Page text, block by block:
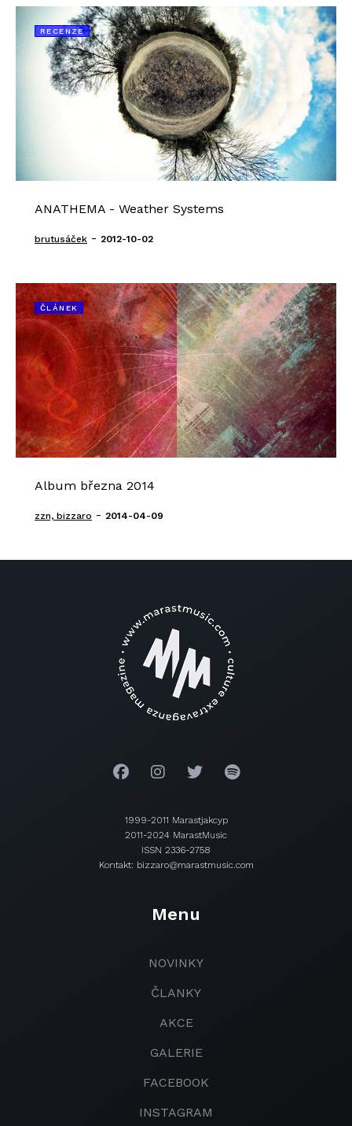
RECENZE
ANATHEMA - Weather Systems
brutusáček - 2012-10-02
ČLÁNEK
Album března 2014
zzn, bizzaro - 2014-04-09
1999-2011 Marastjakcyp
2011-2024 MarastMusic
ISSN 2336-2758
Kontakt: bizzaro@marastmusic.com
Menu
NOVINKY
ČLANKY
AKCE
GALERIE
FACEBOOK
INSTAGRAM